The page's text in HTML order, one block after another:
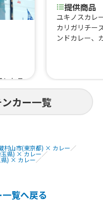
ンセラ
自家
ク&
ー
ッツ
キラ
のふ
提供商品
ユキノスカレ
カリガリチー
ンドカレー、
カー一覧
村山市(東京都) × カレー／
玉県) × カレー／
) × カレー／
覧へ戻る